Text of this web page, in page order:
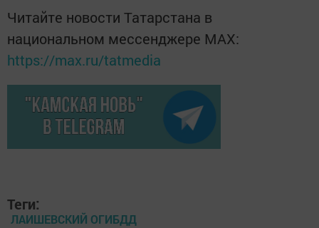
Читайте новости Татарстана в
национальном мессенджере MАХ:
https://max.ru/tatmedia
Теги:
ЛАИШЕВСКИЙ ОГИБДД